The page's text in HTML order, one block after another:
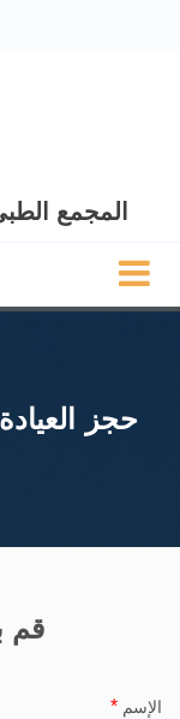
المجمع
حجز العيادة
قم
الإسم*